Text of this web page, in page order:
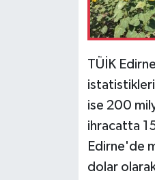
TÜİK
ise 200
ihracatta
Edirne'de
dolar